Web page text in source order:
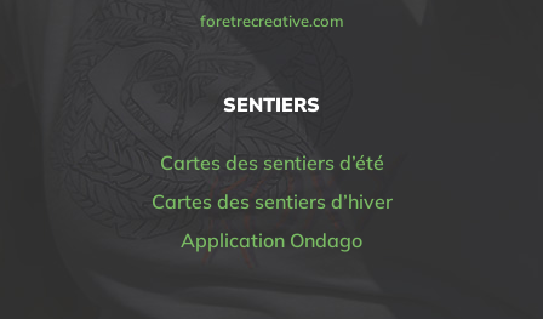
foretrecreative.com
SENTIERS
Cartes des sentiers d’été
Cartes des sentiers d’hiver
Application Ondago